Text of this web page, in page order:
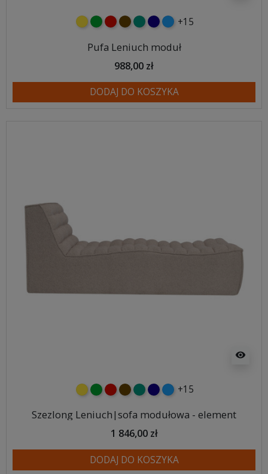
żółtyzielonyczerwony
czekoladowy
turkusowy
granatowy
niebieski
+15
Pufa Leniuch moduł
988,00 zł
DODAJ DO KOSZYKA
visibility
żółtyzielonyczerwony
czekoladowy
turkusowy
granatowy
niebieski
+15
Szezlong Leniuch|sofa modułowa - element
1 846,00 zł
DODAJ DO KOSZYKA